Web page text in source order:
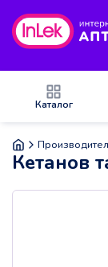
Каталог
Кетанов